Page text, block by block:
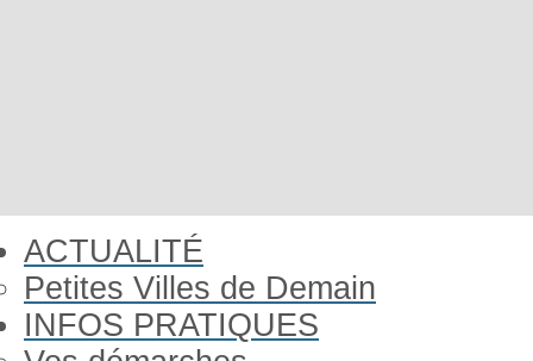
ACTUALITÉ
Petites Villes de Demain
INFOS PRATIQUES